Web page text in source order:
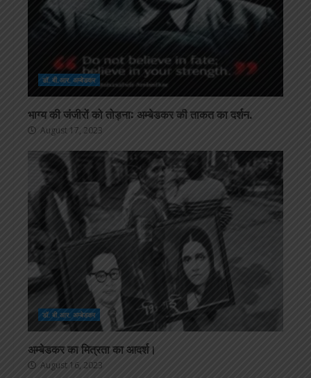
डॉ. बी.आर. अम्बेडकर
भाग्य की जंजीरों को तोड़ना: अम्बेडकर की ताकत का दर्शन.
August 17, 2023
डॉ. बी.आर. अम्बेडकर
अम्बेडकर का मित्रता का आदर्श।
August 16, 2023